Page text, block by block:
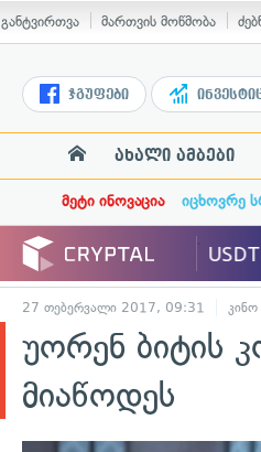
განტვირთვა მართვის მოწმობა
ჯგუფები
ახალი ამბები
მეტი ინოვაცია იცხოვრე
27 თებერვალი 2017, 09:31 კინო
უორენ ბიტის
მიაწოდეს